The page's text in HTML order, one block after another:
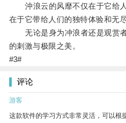
沖浪云的风靡不仅在于它给人
在于它带给人们的独特体验和无尽
无论是身为冲浪者还是观赏者
的刺激与极限之美。
#3#
评论
游客
这款软件的学习方式非常灵活，可以根